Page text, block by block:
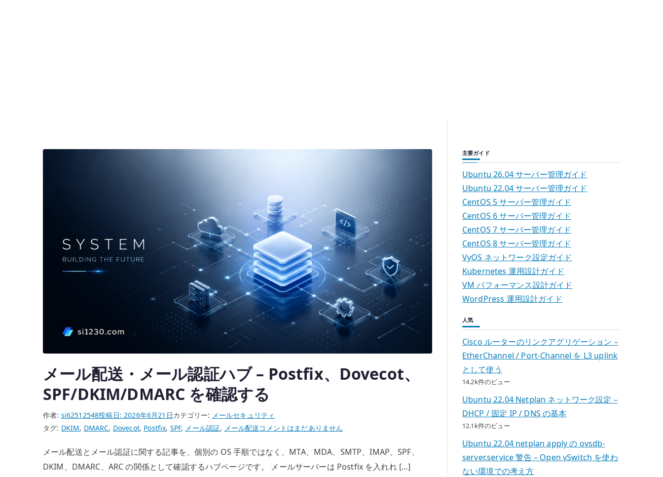
メール配送・メール認証ハブ – Postfix、Dovecot、
SPF/DKIM/DMARC を確認する
作者: si62512548投稿日:2026年6月21日カテゴリー: メールセキュリティ
タグ: DKIM, DMARC, Dovecot, Postfix, SPF, メール認証, メール配送メ
ル
配
コメントはまだありません
メール配送とメール認証に関する記事を、個別の OS 手順ではなく、MTA、MDA、SMTP、IMAP、SPF、
DKIM、DMARC、ARC の関係として確認するハブページです。 メールサーバーは Postfix を入れれ […]
主要ガイド
Ubuntu 26.04 サーバー管理ガイド
Ubuntu 22.04 サーバー管理ガイド
CentOS 5 サーバー管理ガイド
CentOS 6 サーバー管理ガイド
CentOS 7 サーバー管理ガイド
CentOS 8 サーバー管理ガイド
VyOS ネットワーク設定ガイド
Kubernetes 運用設計ガイド
VM パフォーマンス設計ガイド
WordPress 運用設計ガイド
人気
Cisco ルーターのリンクアグリゲーション –
EtherChannel / Port-Channel を L3 uplink
として使う
14.2k件のビュー
Ubuntu 22.04 Netplan ネットワーク設定 –
DHCP / 固定 IP / DNS の基本
12.1k件のビュー
Ubuntu 22.04 netplan apply の ovsdb-
server.service 警告 – Open vSwitch を使わ
ない環境での考え方